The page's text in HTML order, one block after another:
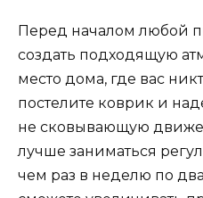
Перед началом любой
создать подходящую
место дома, где вас
постелите коврик и
не сковывающую
лучше заниматься
чем раз в неделю по